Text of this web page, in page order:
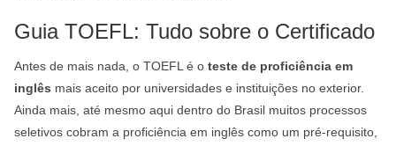
Guia TOEFL: Tudo sobre o Certificado
Antes de mais nada, o TOEFL é o teste de proficiência em
inglês mais aceito por universidades e instituições no exterior.
Ainda mais, até mesmo aqui dentro do Brasil muitos processos
seletivos cobram a proficiência em inglês como um pré-requisito,